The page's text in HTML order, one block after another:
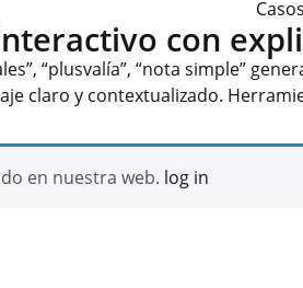
con
“plusvalía”, “nota simple”
claro y contextualizado.
en nuestra web. log in